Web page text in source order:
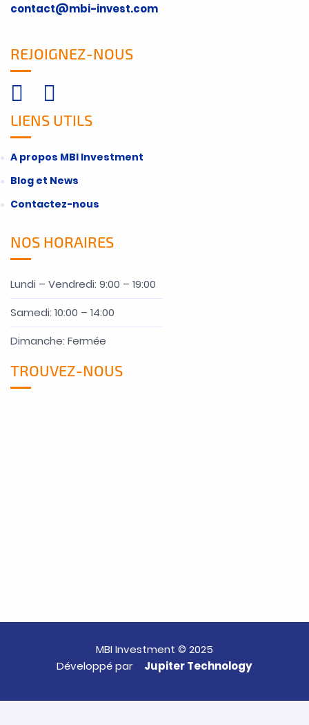
contact@mbi-invest.com
REJOIGNEZ-NOUS
LIENS UTILS
A propos MBI Investment
Blog et News
Contactez-nous
NOS HORAIRES
Lundi – Vendredi: 9:00 – 19:00
Samedi: 10:00 – 14:00
Dimanche: Fermée
TROUVEZ-NOUS
MBI Investment © 2025
Développé par
Jupiter Technology